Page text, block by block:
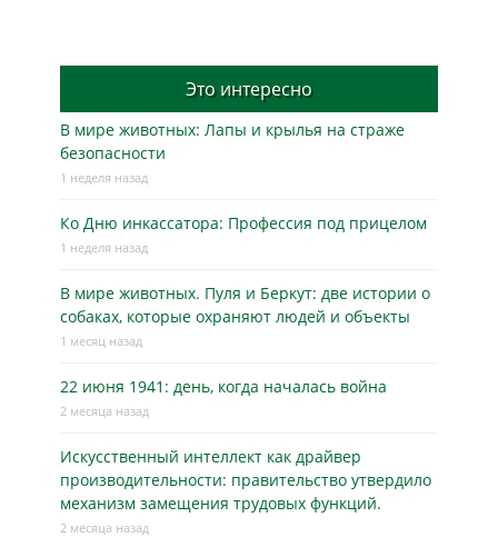
Это интересно
В мире животных: Лапы и крылья на страже
безопасности
1 неделя назад
Ко Дню инкассатора: Профессия под прицелом
1 неделя назад
В мире животных. Пуля и Беркут: две истории о
собаках, которые охраняют людей и объекты
1 месяц назад
22 июня 1941: день, когда началась война
2 месяца назад
Искусственный интеллект как драйвер
производительности: правительство утвердило
механизм замещения трудовых функций.
2 месяца назад